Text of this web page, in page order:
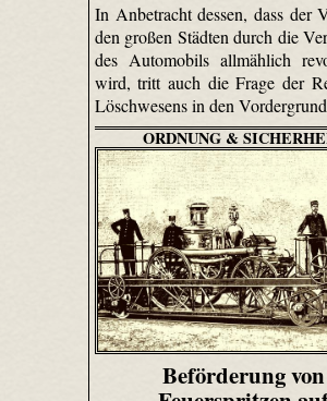
In Anbetracht dessen, dass der
den großen Städten durch die
des Automobils allmählich
wird, tritt auch die Frage der
Löschwesens in den
ORDNUNG &
Beförderung von